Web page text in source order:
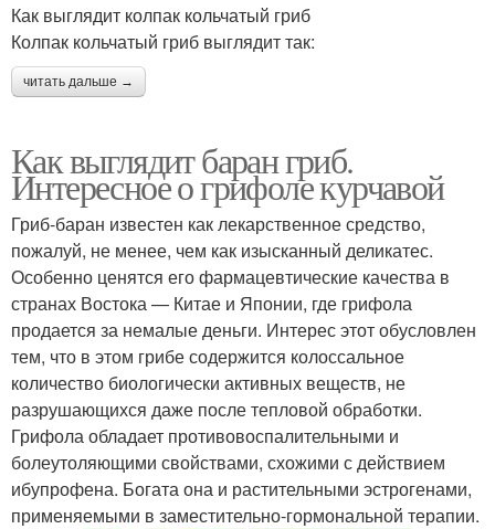
Как выглядит колпак кольчатый гриб
Колпак кольчатый гриб выглядит так:
читать дальше →
Как выглядит баран гриб.
Интересное о грифоле курчавой
Гриб-баран известен как лекарственное средство,
пожалуй, не менее, чем как изысканный деликатес.
Особенно ценятся его фармацевтические качества в
странах Востока — Китае и Японии, где грифола
продается за немалые деньги. Интерес этот обусловлен
тем, что в этом грибе содержится колоссальное
количество биологически активных веществ, не
разрушающихся даже после тепловой обработки.
Грифола обладает противовоспалительными и
болеутоляющими свойствами, схожими с действием
ибупрофена. Богата она и растительными эстрогенами,
применяемыми в заместительно-гормональной терапии.